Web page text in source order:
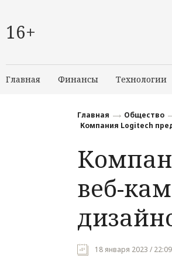
16+
Главная Финансы Технологии
Главная
Общество
Компания Logitech
веб-
18 января 2023 /